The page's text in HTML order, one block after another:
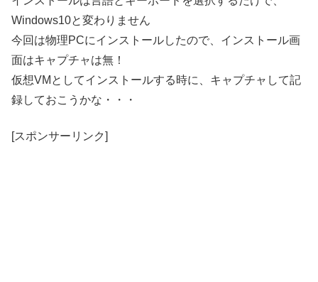
Windows10と変わりません
今回は物理PCにインストールしたので、インストール画
面はキャプチャは無！
仮想VMとしてインストールする時に、キャプチャして記
録しておこうかな・・・
[スポンサーリンク]